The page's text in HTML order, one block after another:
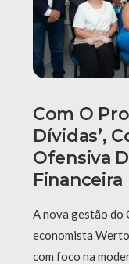
Com O
Dívidas’,
Ofensiva
Financeira
A nova gestão do
economista
com foco na